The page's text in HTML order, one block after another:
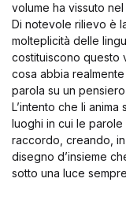
volume ha vissuto
Di notevole rilievo è
molteplicità delle
costituiscono questo
cosa abbia
parola su un
L’intento che li
luoghi in cui le
raccordo, creando,
disegno d’insieme
sotto una luce